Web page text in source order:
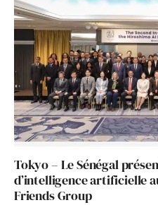
Tokyo – Le Sénégal
d’intelligence artificielle
Friends Group